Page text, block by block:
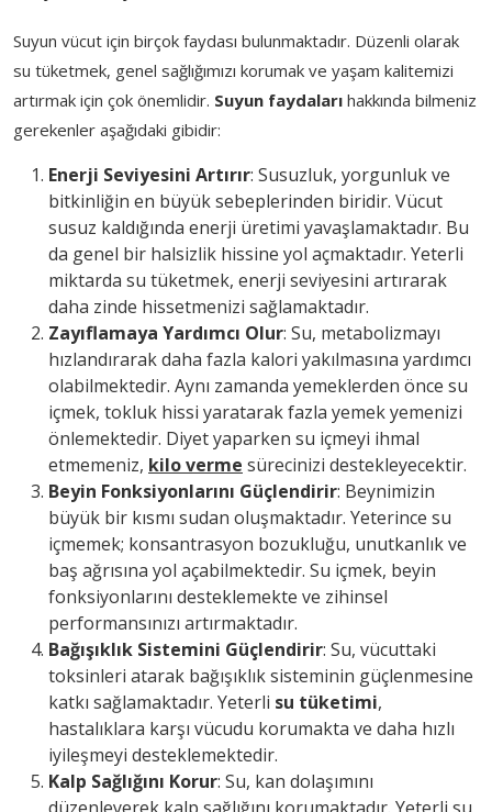
Suyun vücut için birçok faydası bulunmaktadır. Düzenli olarak
su tüketmek, genel sağlığımızı korumak ve yaşam kalitemizi
artırmak için çok önemlidir. Suyun faydaları hakkında bilmeniz
gerekenler aşağıdaki gibidir:
Enerji Seviyesini Artırır: Susuzluk, yorgunluk ve
bitkinliğin en büyük sebeplerinden biridir. Vücut
susuz kaldığında enerji üretimi yavaşlamaktadır. Bu
da genel bir halsizlik hissine yol açmaktadır. Yeterli
miktarda su tüketmek, enerji seviyesini artırarak
daha zinde hissetmenizi sağlamaktadır.
Zayıflamaya Yardımcı Olur: Su, metabolizmayı
hızlandırarak daha fazla kalori yakılmasına yardımcı
olabilmektedir. Aynı zamanda yemeklerden önce su
içmek, tokluk hissi yaratarak fazla yemek yemenizi
önlemektedir. Diyet yaparken su içmeyi ihmal
etmemeniz, kilo verme sürecinizi destekleyecektir.
Beyin Fonksiyonlarını Güçlendirir: Beynimizin
büyük bir kısmı sudan oluşmaktadır. Yeterince su
içmemek; konsantrasyon bozukluğu, unutkanlık ve
baş ağrısına yol açabilmektedir. Su içmek, beyin
fonksiyonlarını desteklemekte ve zihinsel
performansınızı artırmaktadır.
Bağışıklık Sistemini Güçlendirir: Su, vücuttaki
toksinleri atarak bağışıklık sisteminin güçlenmesine
katkı sağlamaktadır. Yeterli su tüketimi,
hastalıklara karşı vücudu korumakta ve daha hızlı
iyileşmeyi desteklemektedir.
Kalp Sağlığını Korur: Su, kan dolaşımını
düzenleyerek kalp sağlığını korumaktadır. Yeterli su